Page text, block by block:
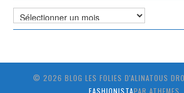
Liste
des
© 2026 BLOG LES FOLIES D'ALINATOUS